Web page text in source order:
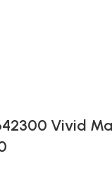
Vivid